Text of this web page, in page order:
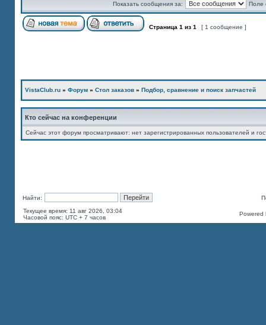
Показать сообщения за: Поле
Страница 1 из 1 [ 1 сообщение ]
VistaClub.ru » Форум » Стол заказов » Подбор, сравнение и поиск запчастей
Кто сейчас на конференции
Сейчас этот форум просматривают: нет зарегистрированных пользователей и
Найти:
Текущее время: 11 авг 2026, 03:04
Часовой пояс: UTC + 7 часов
Powered